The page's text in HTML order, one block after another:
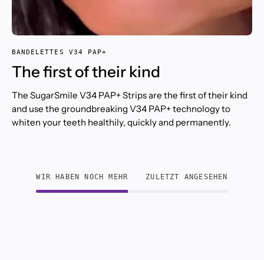
BANDELETTES V34 PAP+
The first of their kind
The SugarSmile V34 PAP+ Strips are the first of their kind
and use the groundbreaking V34 PAP+ technology to
whiten your teeth healthily, quickly and permanently.
WIR HABEN NOCH MEHR ZULETZT ANGESEHEN